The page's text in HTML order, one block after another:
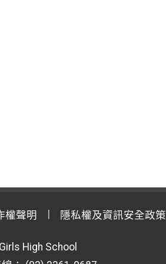
權聲明 隱私權及資訊安全政策
High School